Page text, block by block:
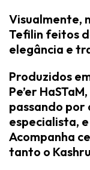
Visualmente,
Tefilin feitos
elegância e
Produzidos
Pe’er HaSTaM
passando por
especialista,
Acompanha
tanto o